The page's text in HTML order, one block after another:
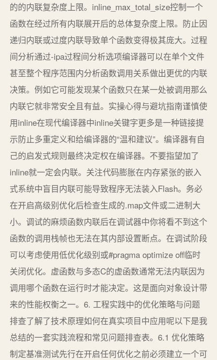
的的内联复杂度上限。inline_max_total_size控制一个
函数在经过所有内联展开后的总体复杂度上限。防止因
递归内联或过度内联导致单个函数变得极其庞大。过程
间分析通过-ipa过程间分析选项编译器可以在单个文件
甚至整个程序范围内分析函数调用关系做出更优的内联
决策。例如它可能发现某个函数只在某一处被调用那么
内联它就非常安全且有益。实操心得与避坑指南谨慎使
用inline在现代编译器中inline关键字更多是一种链接提
示防止多重定义和给编译器的“温和建议”。编译器有自
己的启发式规则最终决定权在编译器。不要指望加了
inline就一定会内联。关注代码膨胀在内存紧张的嵌入
式系统中盲目内联可能导致程序无法装入Flash。务必
在开启高级别优化后检查生成的.map文件或二进制大
小。调试的麻烦函数内联后在调试器中你将看不到这个
函数的调用栈帧也无法在其内部设置断点。在调试阶段
可以考虑使用低优化级别或#pragma optimize off临时
关闭优化。虚函数与多态C的虚函数通常无法内联因为
调用哪个函数在运行时才能决定。这是面向对象设计带
来的性能权衡之一。6. 工程实践中的优化策略与问题
排查了解了技术原理如何在真实项目中应用呢以下是我
总结的一套实践流程和常见问题排查表。6.1 优化策略
制定基准测试先行在开启任何优化之前必须建立一个可